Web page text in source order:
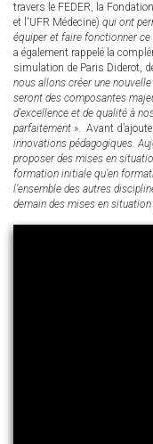
travers le FEDER, la
et l'UFR Médecine) qui ont
équiper et faire fonctionner
a également rappelé la
simulation de Paris Diderot,
nous allons créer une
seront des composantes
d’excellence et de qualité à
parfaitement ». Avant
innovations pédagogiques.
proposer des mises en
formation initiale qu’en
l’ensemble des autres
demain des mises en